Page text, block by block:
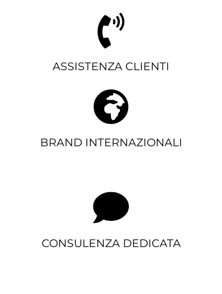
ASSISTENZA CLIENTI
BRAND INTERNAZIONALI
CONSULENZA DEDICATA